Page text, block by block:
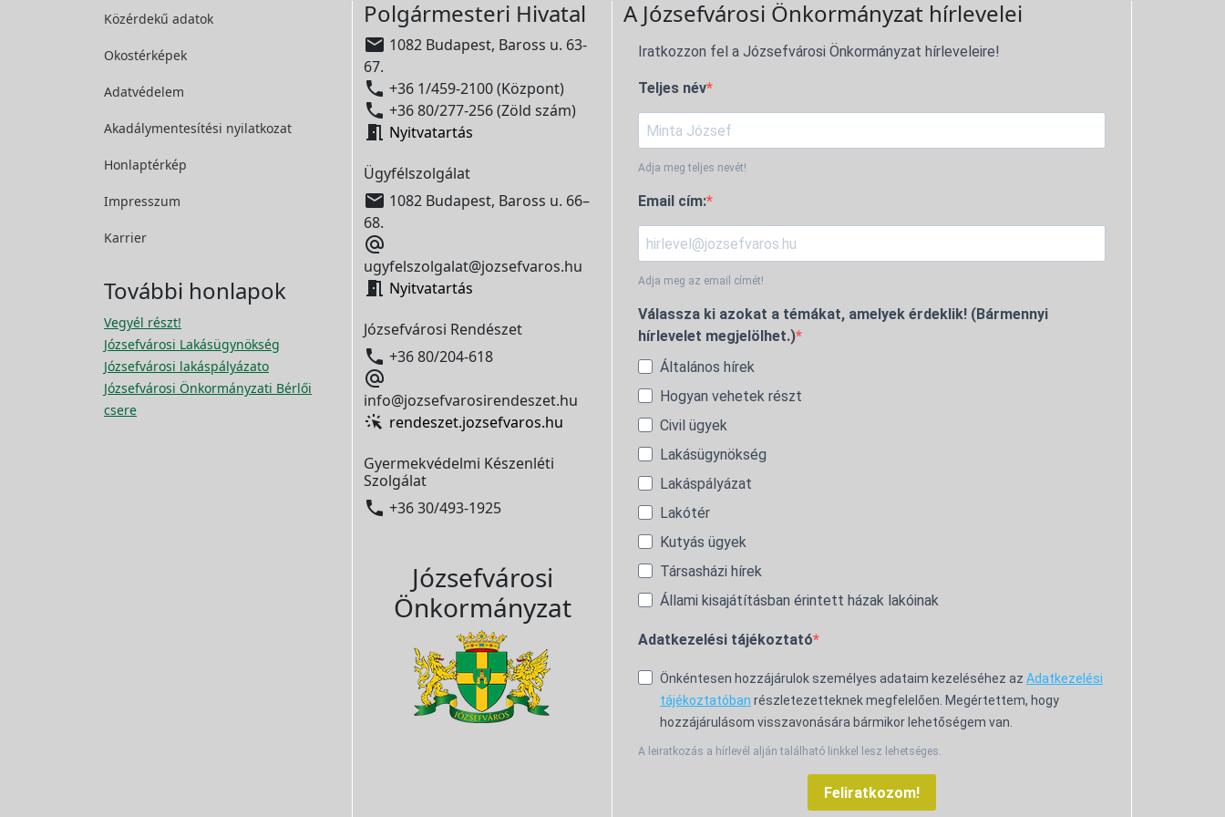
Közérdekű adatok
Okostérképek
Adatvédelem
Akadálymentesítési nyilatkozat
Honlaptérkép
Impresszum
Karrier
További honlapok
Vegyél részt!
Józsefvárosi Lakásügynökség
Józsefvárosi lakáspályázato
Józsefvárosi Önkormányzati Bérlői
csere
Polgármesteri Hivatal
 1082 Budapest, Baross u. 63-
67.
 +36 1/459-2100 (Központ)
 +36 80/277-256 (Zöld szám)
 Nyitvatartás
Ügyfélszolgálat
 1082 Budapest, Baross u. 66–
68.

ugyfelszolgalat@jozsefvaros.hu
 Nyitvatartás
Józsefvárosi Rendészet
 +36 80/204-618

info@jozsefvarosirendeszet.hu
rendeszet.jozsefvaros.hu
Gyermekvédelmi Készenléti
Szolgálat
 +36 30/493-1925
Józsefvárosi
Önkormányzat
A Józsefvárosi Önkormányzat hírlevelei
Iratkozzon fel a Józsefvárosi Önkormányzat hírleveleire!
Teljes név
Adja meg teljes nevét!
Email cím:
Adja meg az email címét!
Válassza ki azokat a témákat, amelyek érdeklik! (Bármennyi
hírlevelet megjelölhet.)
Általános hírek
Hogyan vehetek részt
Civil ügyek
Lakásügynökség
Lakáspályázat
Lakótér
Kutyás ügyek
Társasházi hírek
Állami kisajátításban érintett házak lakóinak
Adatkezelési tájékoztató
Önkéntesen hozzájárulok személyes adataim kezeléséhez az Adatkezelési
tájékoztatóban részletezetteknek megfelelően. Megértettem, hogy
hozzájárulásom visszavonására bármikor lehetőségem van.
A leiratkozás a hírlevél alján található linkkel lesz lehetséges.
Feliratkozom!